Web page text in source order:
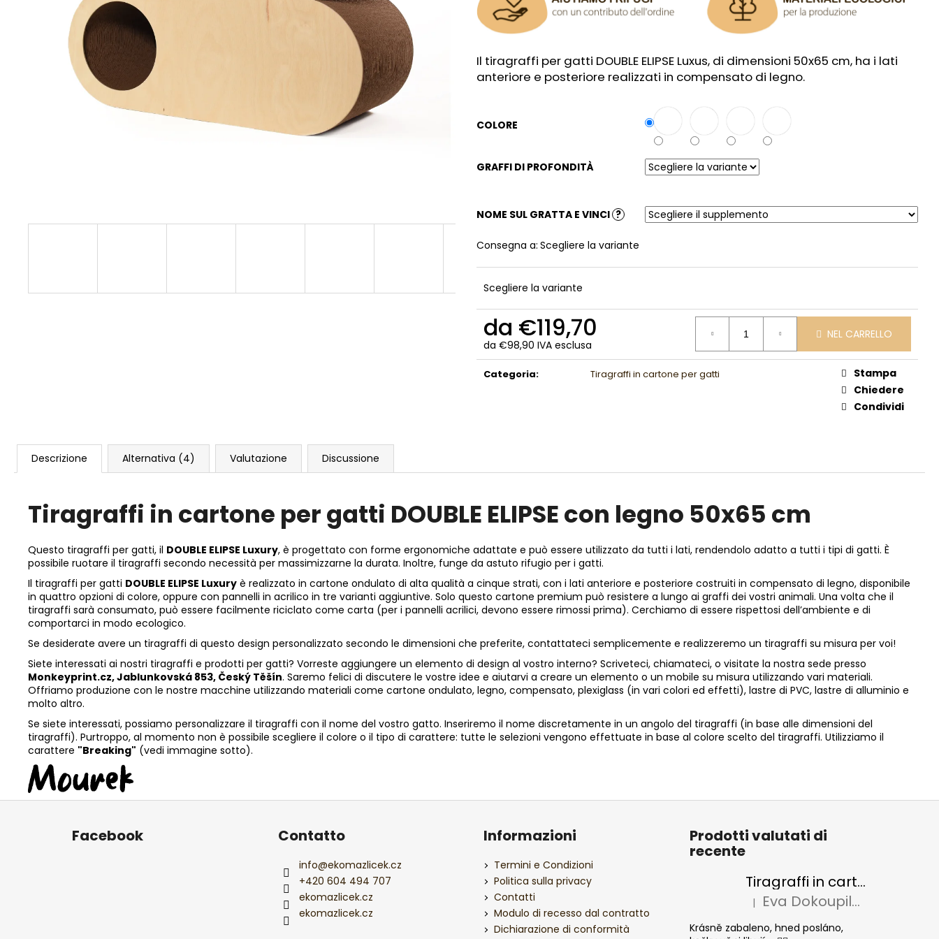
Il tiragraffi per gatti DOUBLE ELIPSE Luxus, di dimensioni 50x65 cm, ha i lati
anteriore e posteriore realizzati in compensato di legno.
COLORE
GRAFFI DI PROFONDITÀ
NOME SUL GRATTA E VINCI ?
Consegna a: Scegliere la variante
Scegliere la variante
da €119,70
da €98,90 IVA esclusa
Prezzo
della
misura:
NEL CARRELLO
Categoria: Tiragraffi in cartone per gatti
Stampa
Chiedere
Condividi
Descrizione Alternativa (4) Valutazione Discussione
Tiragraffi in cartone per gatti DOUBLE ELIPSE con legno 50x65 cm
Questo tiragraffi per gatti, il DOUBLE ELIPSE Luxury, è progettato con forme ergonomiche adattate e può essere utilizzato da tutti i lati, rendendolo adatto a tutti i tipi di gatti. È
possibile ruotare il tiragraffi secondo necessità per massimizzarne la durata. Inoltre, funge da astuto rifugio per i gatti.
Il tiragraffi per gatti DOUBLE ELIPSE Luxury è realizzato in cartone ondulato di alta qualità a cinque strati, con i lati anteriore e posteriore costruiti in compensato di legno, disponibile
in quattro opzioni di colore, oppure con pannelli in acrilico in tre varianti aggiuntive. Solo questo cartone premium può resistere a lungo ai graffi dei vostri animali. Una volta che il
tiragraffi sarà consumato, può essere facilmente riciclato come carta (per i pannelli acrilici, devono essere rimossi prima). Cerchiamo di essere rispettosi dell’ambiente e di
comportarci in modo ecologico.
Se desiderate avere un tiragraffi di questo design personalizzato secondo le dimensioni che preferite, contattateci semplicemente e realizzeremo un tiragraffi su misura per voi!
Siete interessati ai nostri tiragraffi e prodotti per gatti? Vorreste aggiungere un elemento di design al vostro interno? Scriveteci, chiamateci, o visitate la nostra sede presso
Monkeyprint.cz, Jablunkovská 853, Český Těšín. Saremo felici di discutere le vostre idee e aiutarvi a creare un elemento o un mobile su misura utilizzando vari materiali.
Offriamo produzione con le nostre macchine utilizzando materiali come cartone ondulato, legno, compensato, plexiglass (in vari colori ed effetti), lastre di PVC, lastre di alluminio e
molto altro.
Se siete interessati, possiamo personalizzare il tiragraffi con il nome del vostro gatto. Inseriremo il nome discretamente in un angolo del tiragraffi (in base alle dimensioni del
tiragraffi). Purtroppo, al momento non è possibile scegliere il colore o il tipo di carattere: tutte le selezioni vengono effettuate in base al colore scelto del tiragraffi. Utilizziamo il
carattere "Breaking" (vedi immagine sotto).
P
Facebook Contatto
info@ekomazlicek.cz
+420 604 494 707
ekomazlicek.cz
ekomazlicek.cz
Informazioni
Termini e Condizioni
Politica sulla privacy
Contatti
Modulo di recesso dal contratto
Dichiarazione di conformità
Prodotti valutati di
recente
Tiragraffi in cartone per gatti BASIC Colour
La valutazione del prodotto è 5 su 5
| Eva Dokoupilová
Krásně zabaleno, hned posláno,